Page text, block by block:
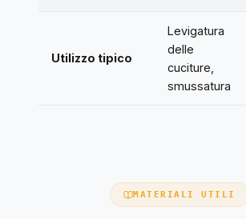
Utilizzo tipico
Levigatura
delle
cuciture,
smussatura
MATERIALI UTILI